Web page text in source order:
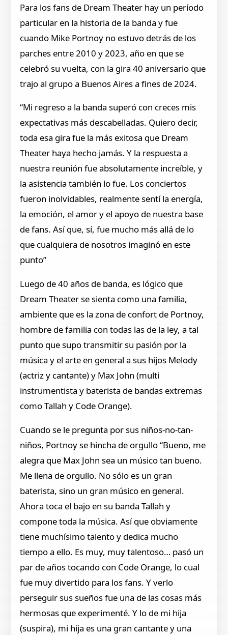
Para los fans de Dream Theater hay un período
particular en la historia de la banda y fue
cuando Mike Portnoy no estuvo detrás de los
parches entre 2010 y 2023, año en que se
celebró su vuelta, con la gira 40 aniversario que
trajo al grupo a Buenos Aires a fines de 2024.
“Mi regreso a la banda superó con creces mis
expectativas más descabelladas. Quiero decir,
toda esa gira fue la más exitosa que Dream
Theater haya hecho jamás. Y la respuesta a
nuestra reunión fue absolutamente increíble, y
la asistencia también lo fue. Los conciertos
fueron inolvidables, realmente sentí la energía,
la emoción, el amor y el apoyo de nuestra base
de fans. Así que, sí, fue mucho más allá de lo
que cualquiera de nosotros imaginó en este
punto”
Luego de 40 años de banda, es lógico que
Dream Theater se sienta como una familia,
ambiente que es la zona de confort de Portnoy,
hombre de familia con todas las de la ley, a tal
punto que supo transmitir su pasión por la
música y el arte en general a sus hijos Melody
(actriz y cantante) y Max John (multi
instrumentista y baterista de bandas extremas
como Tallah y Code Orange).
Cuando se le pregunta por sus niños-no-tan-
niños, Portnoy se hincha de orgullo “Bueno, me
alegra que Max John sea un músico tan bueno.
Me llena de orgullo. No sólo es un gran
baterista, sino un gran músico en general.
Ahora toca el bajo en su banda Tallah y
compone toda la música. Así que obviamente
tiene muchísimo talento y dedica mucho
tiempo a ello. Es muy, muy talentoso… pasó un
par de años tocando con Code Orange, lo cual
fue muy divertido para los fans. Y verlo
perseguir sus sueños fue una de las cosas más
hermosas que experimenté. Y lo de mi hija
(suspira), mi hija es una gran cantante y una